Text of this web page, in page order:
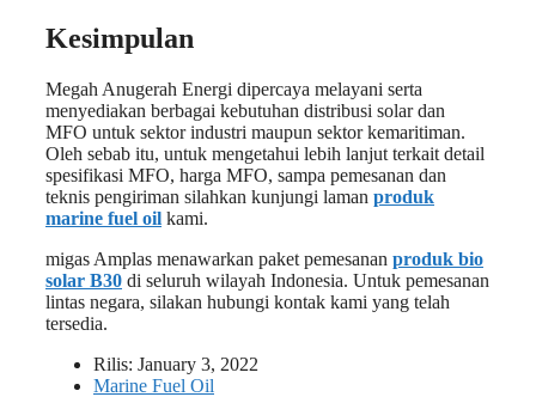
Kesimpulan
Megah Anugerah Energi dipercaya melayani serta
menyediakan berbagai kebutuhan distribusi solar dan
MFO untuk sektor industri maupun sektor kemaritiman.
Oleh sebab itu, untuk mengetahui lebih lanjut terkait detail
spesifikasi MFO, harga MFO, sampa pemesanan dan
teknis pengiriman silahkan kunjungi laman produk
marine fuel oil kami.
migas Amplas menawarkan paket pemesanan produk bio
solar B30 di seluruh wilayah Indonesia. Untuk pemesanan
lintas negara, silakan hubungi kontak kami yang telah
tersedia.
Rilis: January 3, 2022
Marine Fuel Oil